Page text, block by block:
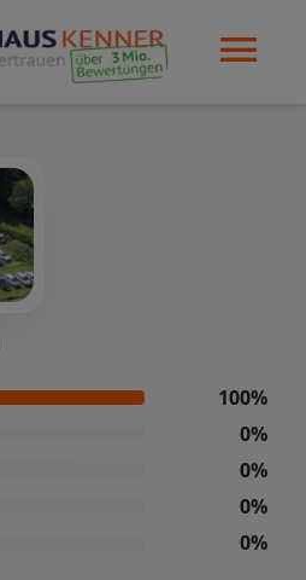
100%
0%
0%
0%
0%